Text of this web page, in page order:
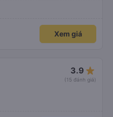
Xem giá
3.9 star_rate
(15 đánh giá)